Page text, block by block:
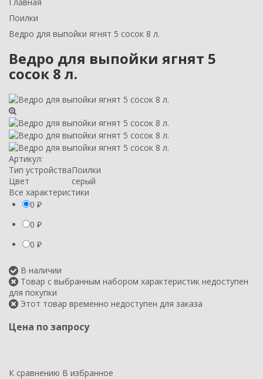
Поилки
Ведро для выпойки ягнят 5 сосок 8 л.
Ведро для выпойки ягнят 5
сосок 8 л.
Артикул:
Тип устройстваПоилки
Цвет
серый
Все характеристики
0 ₽
0 ₽
0 ₽
В наличии
Товар с выбранным набором характеристик недоступен
для покупки
Этот товар временно недоступен для заказа
Цена по запросу
К сравнению В избранное